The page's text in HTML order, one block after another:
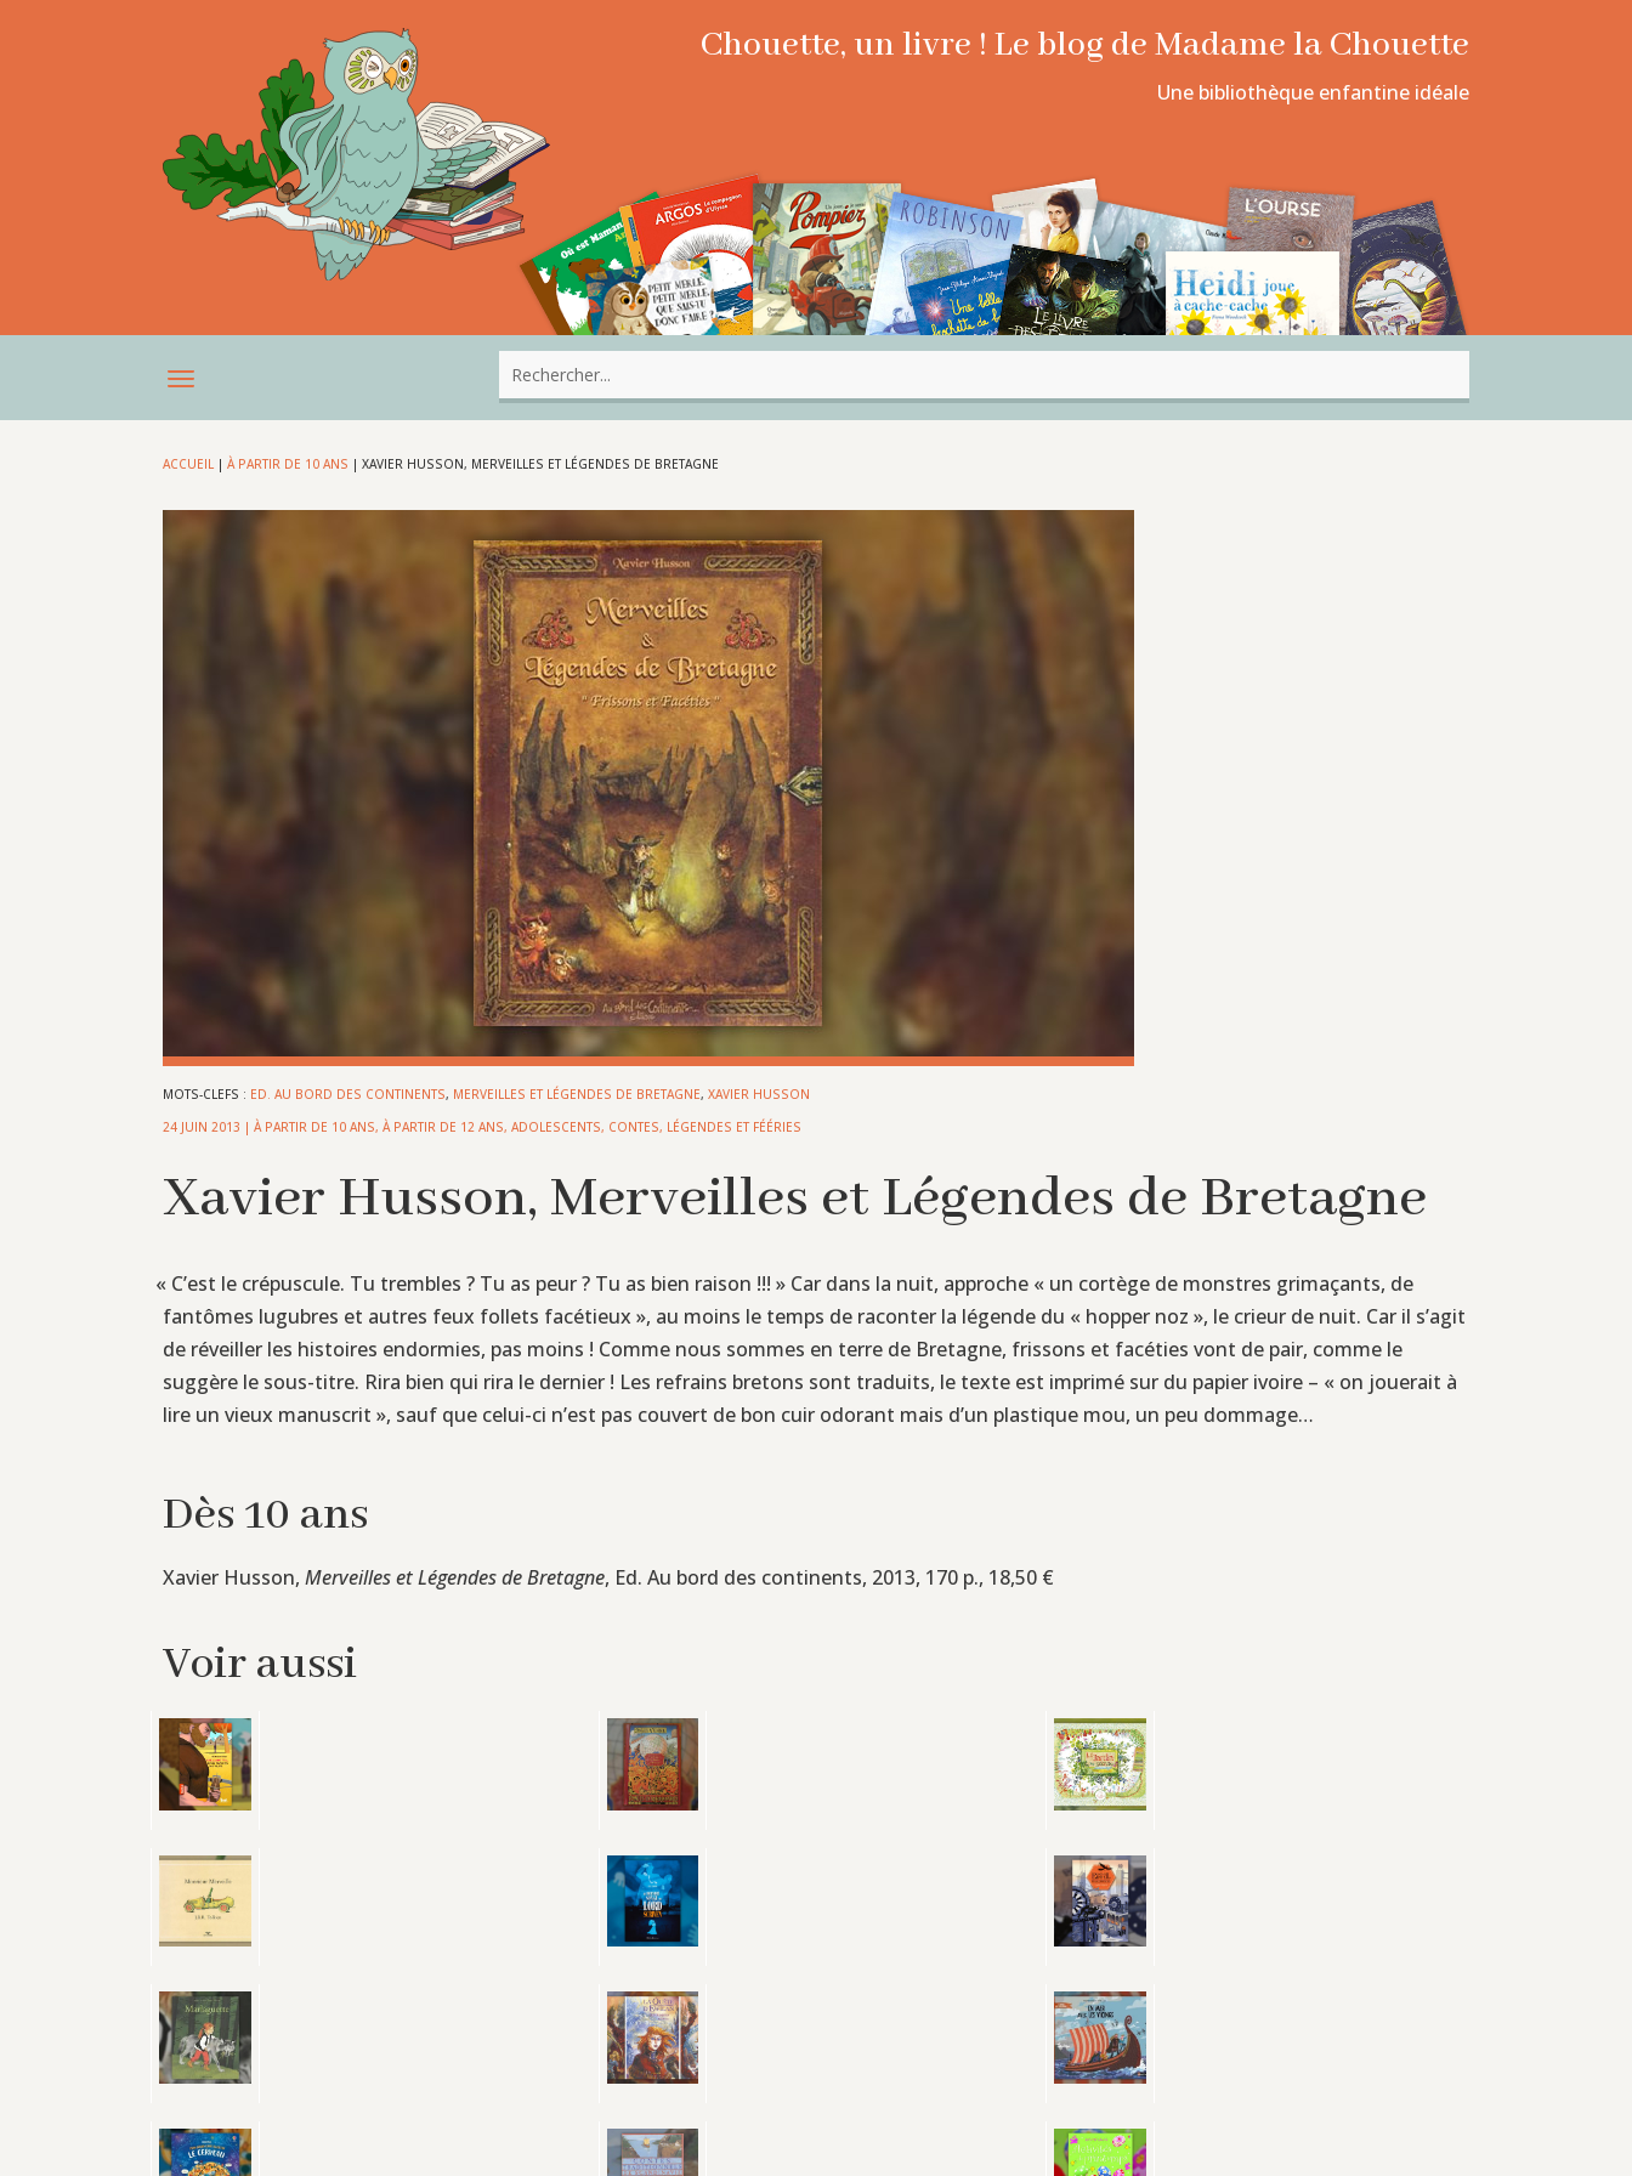
Chouette, un livre ! Le blog de Madame la Chouette
Une bibliothèque enfantine idéale
ACCUEIL |À PARTIR DE 10 ANS |XAVIER HUSSON, MERVEILLES ET LÉGENDES DE BRETAGNE
MOTS-CLEFS : ED. AU BORD DES CONTINENTS, MERVEILLES ET LÉGENDES DE BRETAGNE,XAVIER HUSSON
24 JUIN 2013 |À PARTIR DE 10 ANS,À PARTIR DE 12 ANS,ADOLESCENTS, CONTES, LÉGENDES ET FÉÉRIES
Xavier Husson, Merveilles et Légendes de Bretagne
« C’est le crépuscule. Tu trembles ? Tu as peur ? Tu as bien raison !!! » Car dans la nuit, approche « un cortège de monstres grimaçants, de
fantômes lugubres et autres feux follets facétieux », au moins le temps de raconter la légende du « hopper noz », le crieur de nuit. Car il s’agit
de réveiller les histoires endormies, pas moins ! Comme nous sommes en terre de Bretagne, frissons et facéties vont de pair, comme le
suggère le sous-titre. Rira bien qui rira le dernier ! Les refrains bretons sont traduits, le texte est imprimé sur du papier ivoire – « on jouerait à
lire un vieux manuscrit », sauf que celui-ci n’est pas couvert de bon cuir odorant mais d’un plastique mou, un peu dommage…
Dès 10 ans
Xavier Husson,Merveilles et Légendes de Bretagne, Ed. Au bord des continents, 2013, 170 p., 18,50 €
Voir aussi